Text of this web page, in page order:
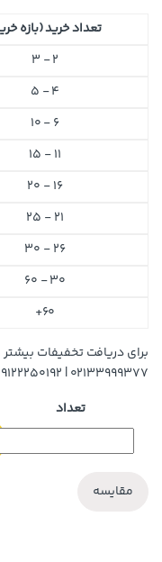
تعداد خرید (بازه
2 - 3
4 - 5
6 - 10
11 - 15
16 - 20
21 - 25
26 - 30
30 - 60
60+
برای دریافت تخفیفات بیشتر
۰۲۱۳۳۹۹۹۳۷۷ | ۰۹۱۲۲۲۵۰۱۹۲ تماس حاصل نمایید.
تعداد
مقایسه